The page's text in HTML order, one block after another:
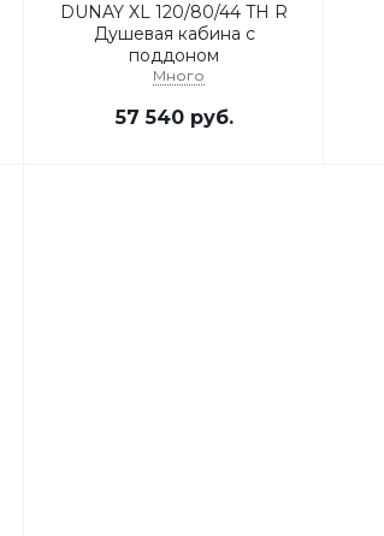
DUNAY XL 120/80/44 TH R
Душевая кабина с
поддоном
Много
57 540руб.